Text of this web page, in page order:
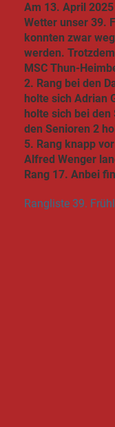
Am 13. April
Wetter unser 39.
konnten zwar
werden.
MSC Thun-
2. Rang bei den
holte sich Adrian
holte sich bei den
den Senioren 2
5. Rang knapp
Alfred Wenger
Rang 17. Anbei
Rangliste 39.